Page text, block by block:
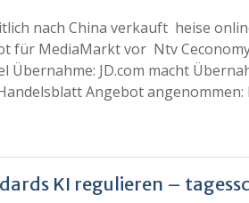
nach China verkauft heise
für MediaMarkt vor Ntv
JD.com macht
Angebot angenommen:
KI regulieren –